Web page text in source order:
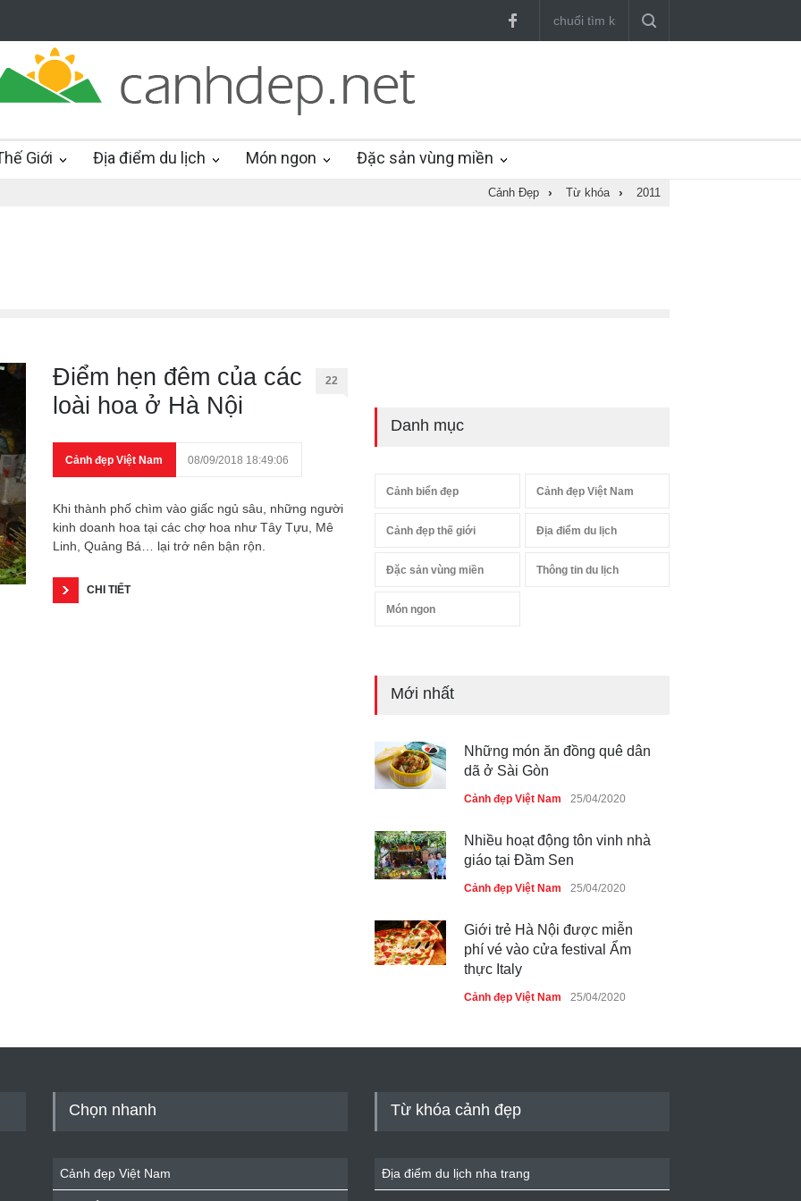
Giới Địa điểm du lịch Món ngon Đặc sản vùng miền
Cảnh Đẹp › Từ khóa › 2011
Điểm hẹn đêm của các
loài hoa ở Hà Nội
22
Cảnh đẹp Việt Nam 08/09/2018 18:49:06
Khi thành phố chìm vào giấc ngủ sâu, những người
kinh doanh hoa tại các chợ hoa như Tây Tựu, Mê
Linh, Quảng Bá… lại trở nên bận rộn.
CHI TIẾT
Danh mục
Cảnh biển đẹp Cảnh đẹp Việt Nam
Cảnh đẹp thế giới Địa điểm du lịch
Đặc sản vùng miền Thông tin du lịch
Món ngon
Mới nhất
Những món ăn đồng quê dân
dã ở Sài Gòn
Cảnh đẹp Việt Nam 25/04/2020
Nhiều hoạt động tôn vinh nhà
giáo tại Đầm Sen
Cảnh đẹp Việt Nam 25/04/2020
Giới trẻ Hà Nội được miễn
phí vé vào cửa festival Ẩm
thực Italy
Cảnh đẹp Việt Nam 25/04/2020
Cảnh đẹp Việt Nam
Chọn nhanh
Cảnh đẹp Việt Nam
Từ khóa cảnh đẹp
Địa điểm du lịch nha trang